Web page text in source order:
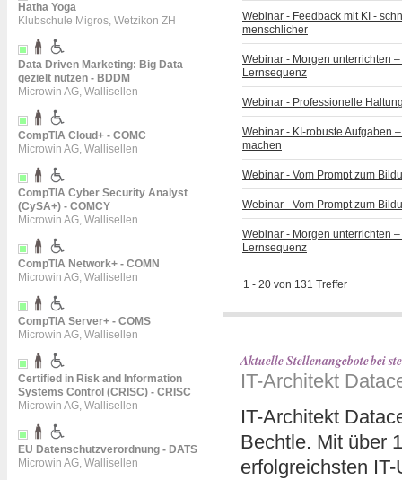
Hatha Yoga
Klubschule Migros, Wetzikon ZH
Data Driven Marketing: Big Data
gezielt nutzen - BDDM
Microwin AG, Wallisellen
CompTIA Cloud+ - COMC
Microwin AG, Wallisellen
CompTIA Cyber Security Analyst
(CySA+) - COMCY
Microwin AG, Wallisellen
CompTIA Network+ - COMN
Microwin AG, Wallisellen
CompTIA Server+ - COMS
Microwin AG, Wallisellen
Certified in Risk and Information
Systems Control (CRISC) - CRISC
Microwin AG, Wallisellen
EU Datenschutzverordnung - DATS
Microwin AG, Wallisellen
Webinar - Feedback mit KI -
menschlicher
Webinar - Morgen unterrichten
Lernsequenz
Webinar - Professionelle
Webinar - KI-robuste Aufgaben
machen
Webinar - Vom Prompt zum
Webinar - Vom Prompt zum
Webinar - Morgen unterrichten
Lernsequenz
1 - 20 von 131 Treffer
Aktuelle Stellenangebote bei
IT-Architekt
IT-Architekt
Bechtle. Mit über
erfolgreichsten